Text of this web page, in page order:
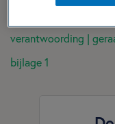
verantwoording |
bijlage 1